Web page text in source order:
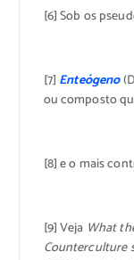
[6] Sob os
[7] Enteógeno
ou composto
[8] e o mais
[9] Veja What
Counterculture